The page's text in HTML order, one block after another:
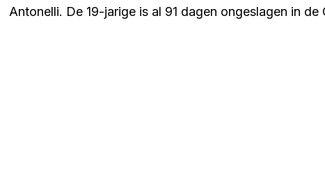
Antonelli. De 19-jarige is al 91 dagen ongeslagen in de